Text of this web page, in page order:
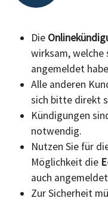
Die
wirksam, welche
angemeldet
Alle anderen
sich bitte direkt
Kündigungen
notwendig.
Nutzen Sie für
Möglichkeit die
auch
Zur Sicherheit